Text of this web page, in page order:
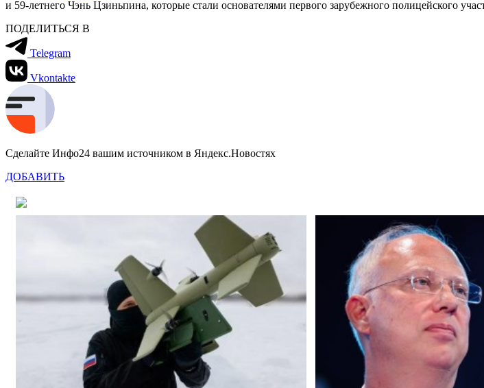
и 59-летнего Чэнь Цзиньпина, которые стали основателями первого зарубежного полицейского
ПОДЕЛИТЬСЯ В
Telegram
Vkontakte
Сделайте Инфо24 вашим источником в Яндекс.Новостях
ДОБАВИТЬ